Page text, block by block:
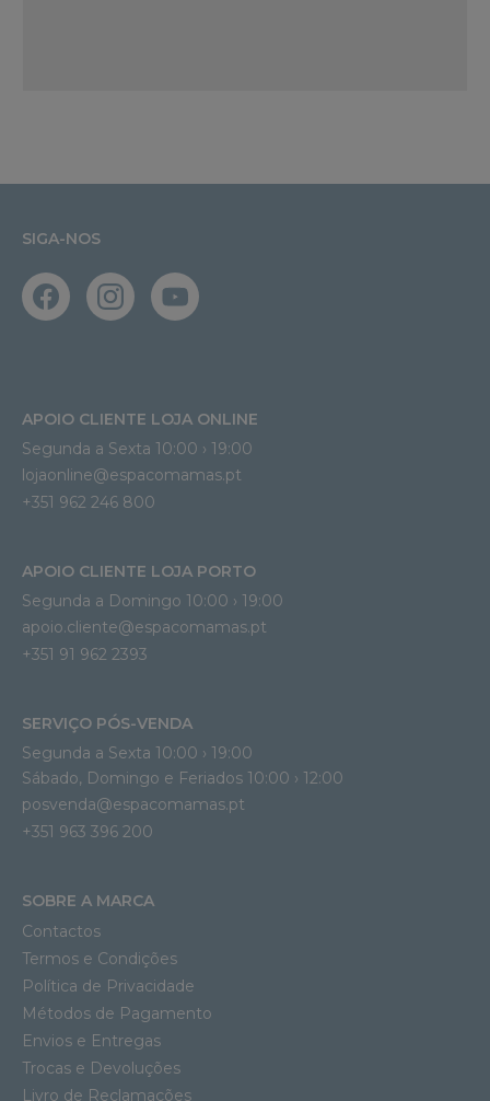
SIGA-NOS
APOIO CLIENTE LOJA ONLINE
Segunda a Sexta 10:00 › 19:00
lojaonline@espacomamas.pt
+351 962 246 800
APOIO CLIENTE LOJA PORTO
Segunda a Domingo 10:00 › 19:00
apoio.cliente@espacomamas.pt
+351 91 962 2393
SERVIÇO PÓS-VENDA
Segunda a Sexta 10:00 › 19:00
Sábado, Domingo e Feriados 10:00 › 12:00
posvenda@espacomamas.pt
+351 963 396 200
SOBRE A MARCA
Contactos
Termos e Condições
Política de Privacidade
Métodos de Pagamento
Envios e Entregas
Trocas e Devoluções
Livro de Reclamações